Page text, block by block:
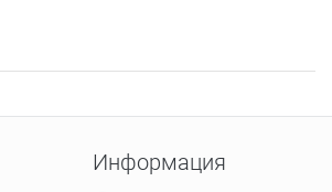
Информация